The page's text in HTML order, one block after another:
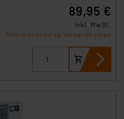
89,95 €
inkl. MwSt.
Informationen zu Versandkosten